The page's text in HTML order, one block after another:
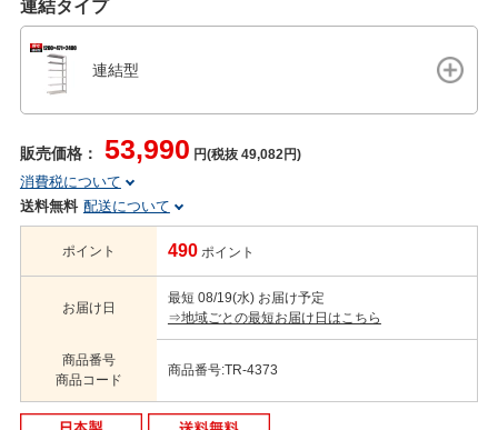
連結タイプ
連結型
販売価格： 53,990 円(税抜 49,082円)
消費税について
送料無料 配送について
ポイント 490 ポイント
お届け日
最短 08/19(水) お届け予定
⇒地域ごとの最短お届け日はこちら
商品番号
商品コード
商品番号:TR-4373